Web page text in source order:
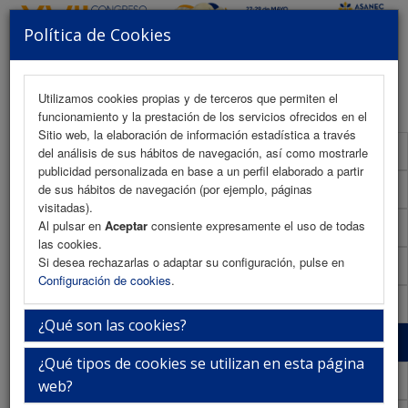
Política de Cookies
Utilizamos cookies propias y de terceros que permiten el
funcionamiento y la prestación de los servicios ofrecidos en el
Sitio web, la elaboración de información estadística a través
del análisis de sus hábitos de navegación, así como mostrarle
publicidad personalizada en base a un perfil elaborado a partir
de sus hábitos de navegación (por ejemplo, páginas
visitadas).
Al pulsar en Aceptar consiente expresamente el uso de todas
las cookies.
Si desea rechazarlas o adaptar su configuración, pulse en
Configuración de cookies.
¿Qué son las cookies?
¿Qué tipos de cookies se utilizan en esta página
web?
MENU
Presentación
La ciudad
La sede
iEvents
Secretaría Técnica
Descubre Jaén
Información General